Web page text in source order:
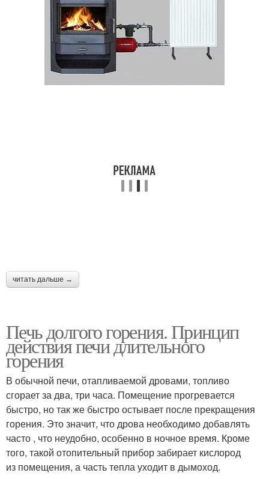
читать дальше →
Печь долгого горения. Принцип
действия печи длительного
горения
В обычной печи, отапливаемой дровами, топливо
сгорает за два, три часа. Помещение прогревается
быстро, но так же быстро остывает после прекращения
горения. Это значит, что дрова необходимо добавлять
часто , что неудобно, особенно в ночное время. Кроме
того, такой отопительный прибор забирает кислород
из помещения, а часть тепла уходит в дымоход.